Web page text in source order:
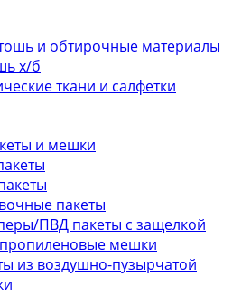
и обтирочные материалы
х/б
ткани и салфетки
и мешки
пакеты
ПВД пакеты с защелкой
мешки
из воздушно-пузырчатой